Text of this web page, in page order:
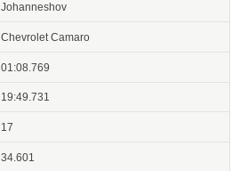
Johanneshov
Chevrolet Camaro
01:08.769
19:49.731
17
34.601